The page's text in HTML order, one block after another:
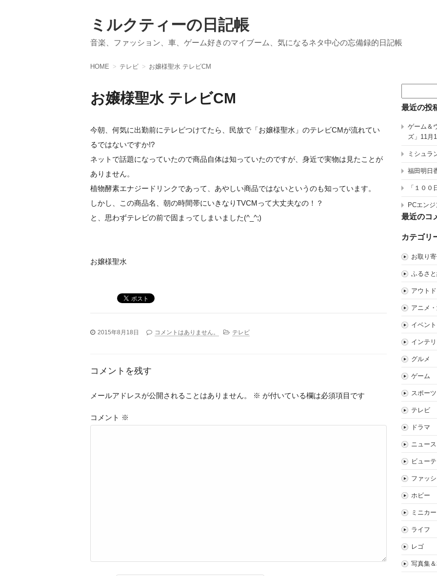
ミルクティーの日記帳
音楽、ファッション、車、ゲーム好きのマイブーム、気になるネタ中心の忘備録的日記帳
HOME テレビ お嬢様聖水 テレビCM
お嬢様聖水 テレビCM
今朝、何気に出勤前にテレビつけてたら、民放で「お嬢様聖水」のテレビCMが流れてい
るではないですか!?
ネットで話題になっていたので商品自体は知っていたのですが、身近で実物は見たことが
ありません。
植物酵素エナジードリンクであって、あやしい商品ではないというのも知っています。
しかし、この商品名、朝の時間帯にいきなりTVCMって大丈夫なの！？
と、思わずテレビの前で固まってしまいました(^_^;)
お嬢様聖水
2015年8月18日 コメントはありません。 テレビ
コメントを残す
メールアドレスが公開されることはありません。 ※ が付いている欄は必須項目です
コメント ※
索:
最近の投
ゲーム＆
ズ」11月
ミシュラ
福田明日
「１０
PCエン
最近のコ
カテゴリ
お取り
ふるさ
アウト
アニメ
イベント
インテ
グルメ
ゲーム
スポーツ
テレビ
ドラマ
ニュース
ビュー
ファッ
ホビー
ミニカー
ライフ
レゴ
写真集